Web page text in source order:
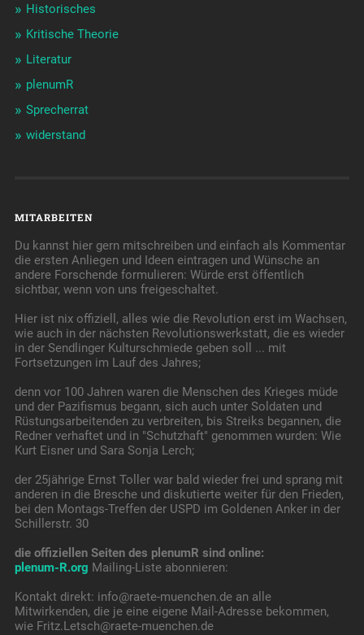
Historisches
Kritische Theorie
Literatur
plenumR
Sprecherrat
widerstand
MITARBEITEN
Du kannst hier gern mitschreiben und einfach als Kommentar
die ersten Anliegen und Ideen eintragen und Wünsche an
andere Forschende formulieren: Würde erst öffentlich
sichtbar, wenn von uns freigeschaltet.
Hier ist nix offiziell, alles wie die Revolution erst im Wachsen,
wie auch in der nächsten Revolutionswerkstatt, die es wieder
in der Sendlinger Kulturschmiede geben soll ... mit
Fortsetzungen im Lauf des Jahres;
denn vor 100 Jahren waren die Menschen des Krieges müde
und der Pazifismus begann, sich auch unter Soldaten und
Rüstungsarbeitenden zu verbreiten, bis Streiks begannen, die
Redner verhaftet und in "Schutzhaft" genommen wurden: Wie
Kurt Eisner und Sara Sonja Lerch;
der 25jährige Ernst Toller war bald wieder frei und sprang mit
anderen in die Bresche und diskutierte weiter für den Frieden,
bei den Montags-Treffen der USPD im Goldenen Anker in der
Schillerstr. 30
die offiziellen Seiten des plenumR sind online:
plenum-R.org Mailing-Liste abonnieren:
Kontakt direkt: info@raete-muenchen.de an alle
Mitwirkenden, die je eine eigene Mail-Adresse bekommen,
wie Fritz.Letsch@raete-muenchen.de